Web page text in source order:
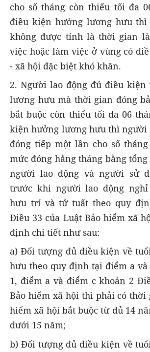
cho số tháng còn thiếu tối đa
điều kiện hưởng lương hưu
không được tính là thời gian
việc hoặc làm việc ở vùng có
- xã hội đặc biệt khó khăn.
2. Người lao động đủ điều kiện
lương hưu mà thời gian đóng
bắt buộc còn thiếu tối đa 06
kiện hưởng lương hưu thì người
đóng tiếp một lần cho số
mức đóng hằng tháng bằng
người lao động và người sử
trước khi người lao động
hưu trí và tử tuất theo quy
Điều 33 của Luật Bảo hiểm xã
định chi tiết như sau:
a) Đối tượng đủ điều kiện về
hưu theo quy định tại điểm a
1, điểm a và điểm c khoản 2
Bảo hiểm xã hội thì phải có thời
hiểm xã hội bắt buộc từ đủ 14
dưới 15 năm;
b) Đối tượng đủ điều kiện về